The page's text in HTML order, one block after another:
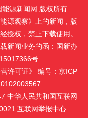
源新闻网 版权所有
源观察》上的新闻，版
授权，禁止下载使用。
新闻业务的函：国新办
号
许可证》 编号：京ICP
中华人民共和国互联网
互联网举报中心